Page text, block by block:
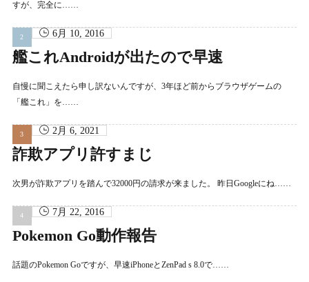
すが、完全に……
6月 10, 2016
艦これAndroidが出たので早速
自慢に聞こえたら申し訳ないんですが、3年ほど前からブラウザゲームの
「艦これ」を……
2月 6, 2021
詐欺アプリ許すまじ
次男が詐欺アプリを踏んで32000円の請求が来ました。 昨日Googleにね……
7月 22, 2016
Pokemon Go動作報告
話題のPokemon Goですが、早速iPhoneとZenPad s 8.0で……